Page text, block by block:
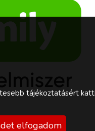
tájékoztatásért
elfogadom